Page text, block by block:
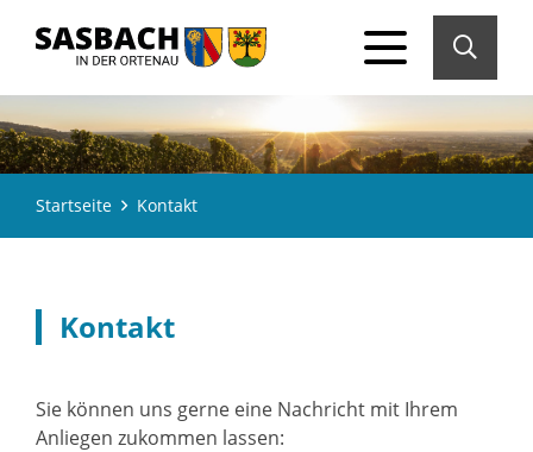
Startseite Kontakt
Kontakt
Sie können uns gerne eine Nachricht mit Ihrem
Anliegen zukommen lassen: